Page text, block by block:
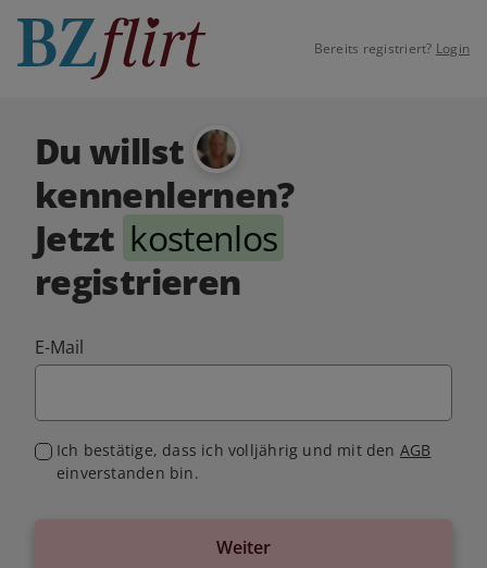
Bereits registriert? Login
Du willst
kennenlernen?
Jetzt kostenlos
registrieren
E-Mail
Ich bestätige, dass ich volljährig und mit den AGB
einverstanden bin.
Weiter